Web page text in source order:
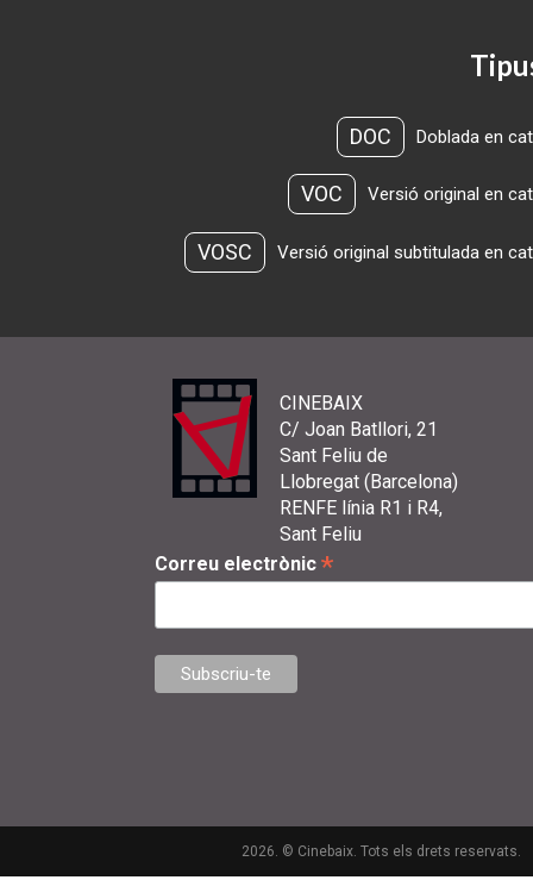
DOC Doblada en
VOC Versió original en
VOSC Versió original subtitulada en
CINEBAIX
C/ Joan Batllori, 21
Sant Feliu de
Llobregat (Barcelona)
RENFE línia R1 i R4,
Sant Feliu
Correu electrònic *
2026. © Cinebaix. Tots els drets reservats.